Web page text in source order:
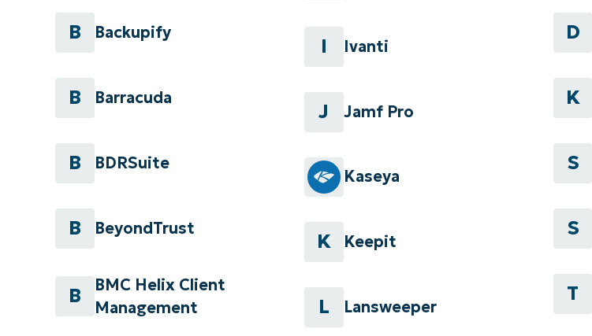
B Backupify
B Barracuda
B BDRSuite
B BeyondTrust
B
BMC Helix Client
Management
I Ivanti
J Jamf Pro
Kaseya
K Keepit
L Lansweeper
D
K
S
S
T